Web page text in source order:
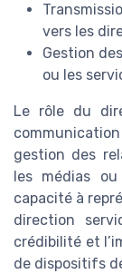
vers les
Gestion
ou les
Le rôle du
gestion des
les médias
capacité à
direction
crédibilité et
de dispositifs